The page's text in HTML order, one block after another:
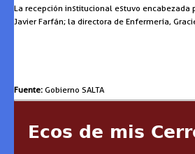
La recepción institucional estuvo encabezada
Javier Farfán; la directora de Enfermería,
Fuente: Gobierno SALTA
Ecos de mis